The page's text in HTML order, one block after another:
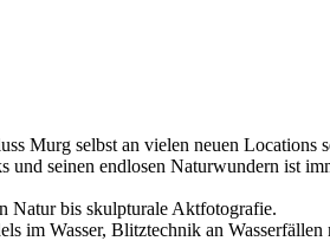
Murg selbst an vielen neuen
seinen endlosen Naturwundern ist
Natur bis skulpturale Aktfotografie.
im Wasser, Blitztechnik an